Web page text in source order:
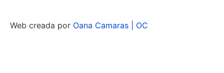
Web creada por Oana Camaras | OC